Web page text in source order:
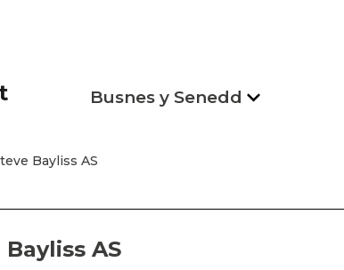
Busnes y Senedd
Bayliss AS
AS